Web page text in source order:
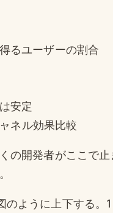
るユーザーの割合
安定
ネル効果比較
の開発者がここで
ように上下する。